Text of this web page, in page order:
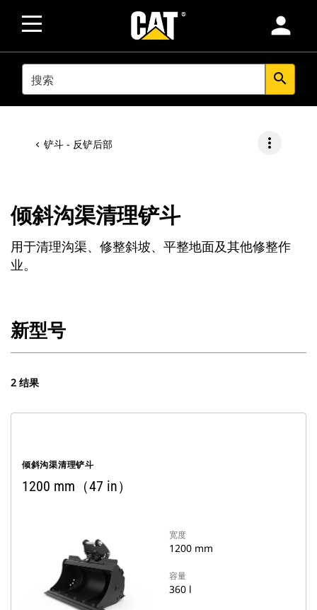
person
SEARCH search
铲斗 - 反铲后部 more_vert
倾斜沟渠清理铲斗
用于清理沟渠、修整斜坡、平整地面及其他修整作
业。
新型号
2 结果
倾斜沟渠清理铲斗
1200 mm（47 in）
宽度
1200 mm
容量
360 l